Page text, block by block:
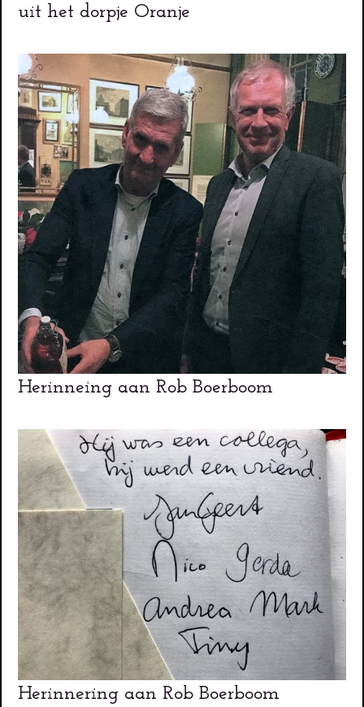
uit het dorpje Oranje
Herinneing aan Rob Boerboom
Herinnering aan Rob Boerboom